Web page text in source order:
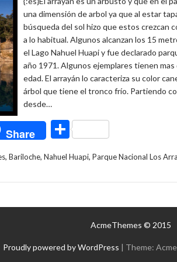
una dimensión de arbol ya que al estar
búsqueda del sol hizo que estos crezcan
a lo habitual. Algunos alcanzan los 15
el Lago Nahuel Huapi y fue declarado
año 1971. Algunos ejemplares tienen mas
edad. El arrayán lo caracteriza su color
árbol que tiene el tronco frío. Partiendo
desde…
Share
C
o
m
p
ar
r
, Bariloche, Nahuel Huapi, Parque Nacional Los
AcmeThemes © 2015
Proudly powered by WordPress | Theme: